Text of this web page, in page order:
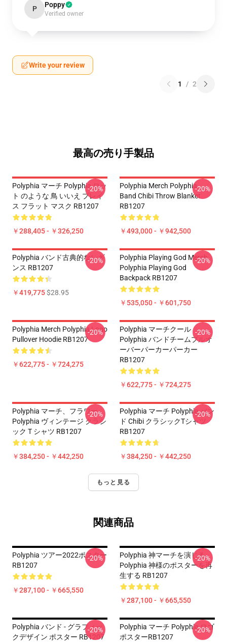
P Poppy
Verified owner
Write your review
1 / 2
最高の売り手製品
Polyphia マーチ Polyphia ロッ
ト のような 鳥 いいえ プレイ
ス フラット マスク RB1207
￥288,405 - ￥326,250
-20%
Polyphia Merch Polyphia
Band Chibi Throw Blanket
RB1207
￥493,000 - ￥942,500
-20%
Polyphia バンド古典的なレギ
ンス RB1207
￥419,775$28.95
-20%
Polyphia Playing God Merch
Polyphia Playing God
Backpack RB1207
￥535,050 - ￥601,750
-20%
Polyphia Merch Polyphia Logo
Pullover Hoodie RB1207
￥622,775 - ￥724,275
-20%
Polyphia マーチクール
Polyphia バンドチームプルオ
ーバーパーカーパーカー
RB1207
￥622,775 - ￥724,275
-20%
Polyphia マーチ、フラワー
Polyphia ヴィンテージ クラシ
ック T シャツ RB1207
￥384,250 - ￥442,250
-20%
Polyphia マーチ Polyphia バン
ド Chibi クラシックTシャツ
RB1207
￥384,250 - ￥442,250
-20%
もっと見る
関連商品
Polyphia ツアー2022ポスター
RB1207
￥287,100 - ￥665,550
-20%
Polyphia 神マーチを演じる
Polyphia 神様のポスターを再
生する RB1207
￥287,100 - ￥665,550
-20%
Polyphia バンド - グラフィッ
クデザイン ポスター RB1207
-20%
Polyphia マーチ Polyphia ロゴ
ポスターRB1207
-20%